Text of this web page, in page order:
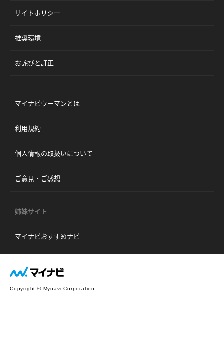
サイトポリシー
推奨環境
お詫びと訂正
マイナビウーマンとは
利用規約
個人情報の取扱いについて
ご意見・ご感想
姉妹サイト
マイナビおすすめナビ
Copyright © Mynavi Corporation